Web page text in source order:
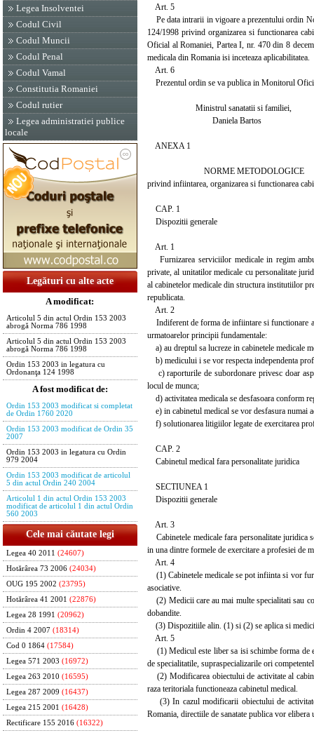
Legea Insolventei
Codul Civil
Codul Muncii
Codul Penal
Codul Vamal
Constitutia Romaniei
Codul rutier
Legea administratiei publice
locale
Legături cu alte acte
A modificat:
Articolul 5 din actul Ordin 153 2003
abrogă Norma 786 1998
Articolul 5 din actul Ordin 153 2003
abrogă Norma 786 1998
Ordin 153 2003 in legatura cu
Ordonanţa 124 1998
A fost modificat de:
Ordin 153 2003 modificat si completat
de Ordin 1760 2020
Ordin 153 2003 modificat de Ordin 35
2007
Ordin 153 2003 in legatura cu Ordin
979 2004
Ordin 153 2003 modificat de articolul
5 din actul Ordin 240 2004
Articolul 1 din actul Ordin 153 2003
modificat de articolul 1 din actul Ordin
560 2003
Cele mai căutate legi
Legea 40 2011 (24607)
Hotărârea 73 2006 (24034)
OUG 195 2002 (23795)
Hotărârea 41 2001 (22876)
Legea 28 1991 (20962)
Ordin 4 2007 (18314)
Cod 0 1864 (17584)
Legea 571 2003 (16972)
Legea 263 2010 (16595)
Legea 287 2009 (16437)
Legea 215 2001 (16428)
Rectificare 155 2016 (16322)
Art. 5
Pe data intrarii in vigoare a prezentului ordin
124/1998 privind organizarea si functionarea
Oficial al Romaniei, Partea I, nr. 470 din 8
medicala din Romania isi inceteaza aplicabilitatea.
Art. 6
Prezentul ordin se va publica in Monitorul
Ministrul sanatatii si familiei,
Daniela Bartos
ANEXA 1
NORME METODOLOGICE
privind infiintarea, organizarea si functionarea
CAP. 1
Dispozitii generale
Art. 1
Furnizarea serviciilor medicale in regim
private, al unitatilor medicale cu personalitate
al cabinetelor medicale din structura institutiilor
republicata.
Art. 2
Indiferent de forma de infiintare si functionare a
urmatoarelor principii fundamentale:
a) au dreptul sa lucreze in cabinetele medicale
b) medicului i se vor respecta independenta
c) raporturile de subordonare privesc doar
locul de munca;
d) activitatea medicala se desfasoara conform
e) in cabinetul medical se vor desfasura numai
f) solutionarea litigiilor legate de exercitarea
CAP. 2
Cabinetul medical fara personalitate juridica
SECTIUNEA 1
Dispozitii generale
Art. 3
Cabinetele medicale fara personalitate
in una dintre formele de exercitare a profesiei de
Art. 4
(1) Cabinetele medicale se pot infiinta si vor
asociative.
(2) Medicii care au mai multe specialitati sau
dobandite.
(3) Dispozitiile alin. (1) si (2) se aplica si
Art. 5
(1) Medicul este liber sa isi schimbe forma de
de specialitatile, supraspecializarile ori
(2) Modificarea obiectului de activitate al
raza teritoriala functioneaza cabinetul medical.
(3) In cazul modificarii obiectului de
Romania, directiile de sanatate publica vor